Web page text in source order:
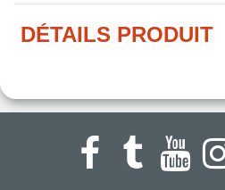
DÉTAILS PRODUIT